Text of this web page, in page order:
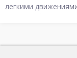
легкими